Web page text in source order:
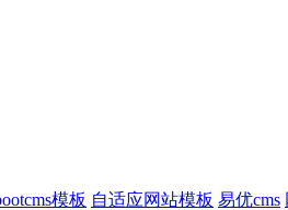
模板 自适应网站模板 易优cms